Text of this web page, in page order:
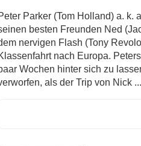
Parker (Tom Holland) a. k.
besten Freunden Ned
nervigen Flash (Tony
nach Europa.
Wochen hinter sich zu
als der Trip von Nick ...